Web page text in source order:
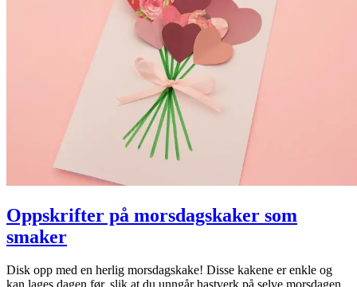
Oppskrifter på morsdagskaker som
smaker
Disk opp med en herlig morsdagskake! Disse kakene er enkle og